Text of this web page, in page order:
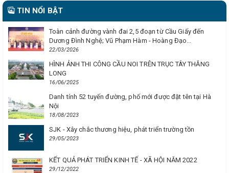
TIN NỔI BẬT
Toàn cảnh đường vành đai 2,5 đoạn từ Cầu Giấy đến
Dương Đình Nghệ; Vũ Phạm Hàm - Hoàng Đạo...
22/03/2026
HÌNH ẢNH THI CÔNG CẦU NOI TRÊN TRỤC TÂY THĂNG
LONG
16/06/2025
Danh tính 52 tuyến đường, phố mới được đặt tên tại Hà
Nội
18/08/2023
SJK - Xây chắc thương hiệu, phát triển trường tồn
29/05/2023
KẾT QUẢ PHÁT TRIỂN KINH TẾ - XÃ HỘI NĂM 2022
29/12/2022